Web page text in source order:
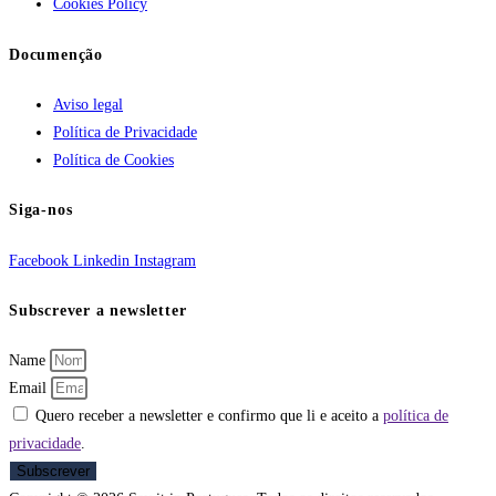
Cookies Policy
Documenção
Aviso legal
Política de Privacidade
Política de Cookies
Siga-nos
Facebook Linkedin Instagram
Subscrever a newsletter
Name
Email
Quero receber a newsletter e confirmo que li e aceito a política de
privacidade.
Subscrever